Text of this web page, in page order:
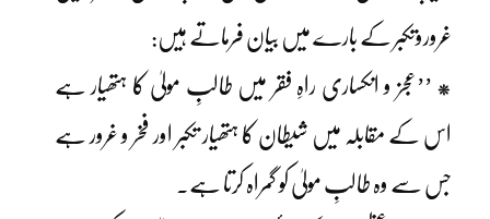
غروروتکبر کے بارے میں بیان فرماتے ہیں:
* ’’عجز و انکساری راہِ فقر میں طالبِ مولیٰ کا ہتھیار ہے
اس کے مقابلہ میں شیطان کا ہتھیار تکبر اور فخر و غرور ہے
جس سے وہ طالبِ مولیٰ کو گمراہ کرتا ہے۔